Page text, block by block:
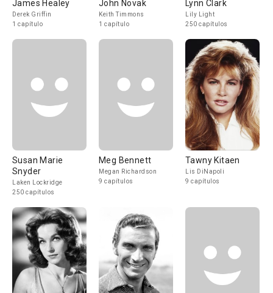
James Healey
Derek Griffin
1 capítulo
John Novak
Keith Timmons
1 capítulo
Lynn Clark
Lily Light
250 capítulos
Susan Marie
Snyder
Laken Lockridge
250 capítulos
Meg Bennett
Megan Richardson
9 capítulos
Tawny Kitaen
Lis DiNapoli
9 capítulos